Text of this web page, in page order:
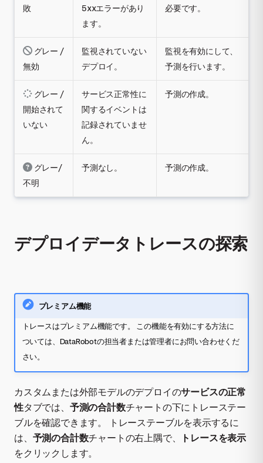
敗
5xxエラーがあり
ます。
必要です。
グレー /
無効
監視されていない
デプロイ。
監視を有効にして、
予測を行います。
グレー /
開始されて
いない
サービス正常性に
関するイベントは
記録されていませ
ん。
予測の作成。
グレー/
不明
予測なし。 予測の作成。
デプロイデータトレースの探索
プレミアム機能
トレースはプレミアム機能です。 この機能を有効にする方法に
ついては、DataRobotの担当者または管理者にお問い合わせくだ
さい。
カスタムまたは外部モデルのデプロイのサービスの正常
性タブでは、 予測の合計数チャートの下にトレーステー
ブルを確認できます。 トレーステーブルを表示するに
は、 予測の合計数チャートの右上隅で、
トレースを表示
をクリックします。